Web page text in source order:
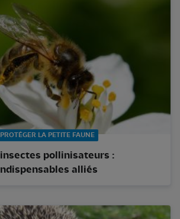
PROTÉGER LA PETITE FAUNE
pollinisateurs :
alliés